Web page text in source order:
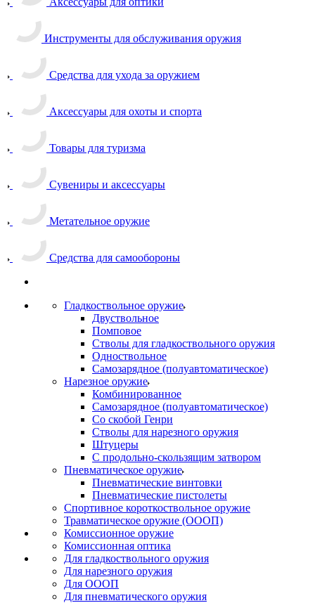
Инструменты для обслуживания оружия
Средства для ухода за оружием
Аксессуары для охоты и спорта
Товары для туризма
Сувениры и аксессуары
Метательное оружие
Средства для самообороны
Гладкоствольное оружие
Двуствольное
Помповое
Стволы для гладкоствольного оружия
Одноствольное
Самозарядное (полуавтоматическое)
Нарезное оружие
Комбинированное
Самозарядное (полуавтоматическое)
Со скобой Генри
Стволы для нарезного оружия
Штуцеры
С продольно-скользящим затвором
Пневматическое оружие
Пневматические винтовки
Пневматические пистолеты
Спортивное короткоствольное оружие
Травматическое оружие (ОООП)
Комиссионное оружие
Комиссионная оптика
Для гладкоствольного оружия
Для нарезного оружия
Для ОООП
Для пневматического оружия